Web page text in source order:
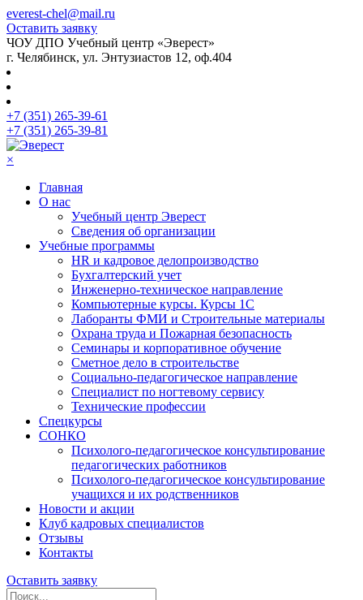
everest-chel@mail.ru
Оставить заявку
ЧОУ ДПО Учебный центр «Эверест»
г. Челябинск, ул. Энтузиастов 12, оф.404
+7 (351) 265-39-61
+7 (351) 265-39-81
×
Главная
О нас
Учебный центр Эверест
Сведения об организации
Учебные программы
HR и кадровое делопроизводство
Бухгалтерский учет
Инженерно-техническое направление
Компьютерные курсы. Курсы 1С
Лаборанты ФМИ и Строительные материалы
Охрана труда и Пожарная безопасность
Семинары и корпоративное обучение
Сметное дело в строительстве
Социально-педагогическое направление
Специалист по ногтевому сервису
Технические профессии
Спецкурсы
СОНКО
Психолого-педагогическое консультирование
педагогических работников
Психолого-педагогическое консультирование
учащихся и их родственников
Новости и акции
Клуб кадровых специалистов
Отзывы
Контакты
Оставить заявку